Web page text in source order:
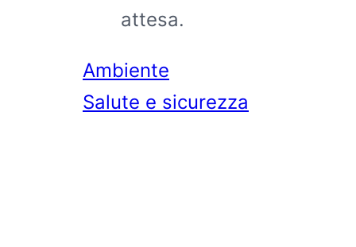
attesa.
Ambiente
Salute e sicurezza